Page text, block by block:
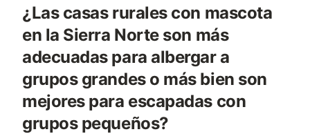
¿Las casas rurales con mascota
en la Sierra Norte son más
adecuadas para albergar a
grupos grandes o más bien son
mejores para escapadas con
grupos pequeños?